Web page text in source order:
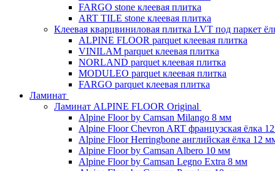
FARGO stone клеевая плитка
ART TILE stone клеевая плитка
Клеевая кварцвиниловая плитка LVT под паркет
ALPINE FLOOR parquet клеевая плитка
VINILAM parquet клеевая плитка
NORLAND parquet клеевая плитка
MODULEO parquet клеевая плитка
FARGO parquet клеевая плитка
Ламинат
Ламинат ALPINE FLOOR Original
Alpine Floor by Camsan Milango 8 мм
Alpine Floor Chevron ART французская ёлка
Alpine Floor Herringbone английская ёлка 12
Alpine Floor by Camsan Albero 10 мм
Alpine Floor by Camsan Legno Extra 8 мм